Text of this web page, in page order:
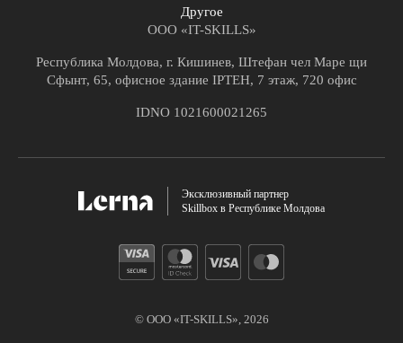
Другое
ООО «IT-SKILLS»
Республика Молдова, г. Кишинев, Штефан чел Маре щи
Сфынт, 65, офисное здание IPTEH, 7 этаж, 720 офис
IDNO 1021600021265
Эксклюзивный партнер
Skillbox в Республике Молдова
© ООО «IT-SKILLS», 2026